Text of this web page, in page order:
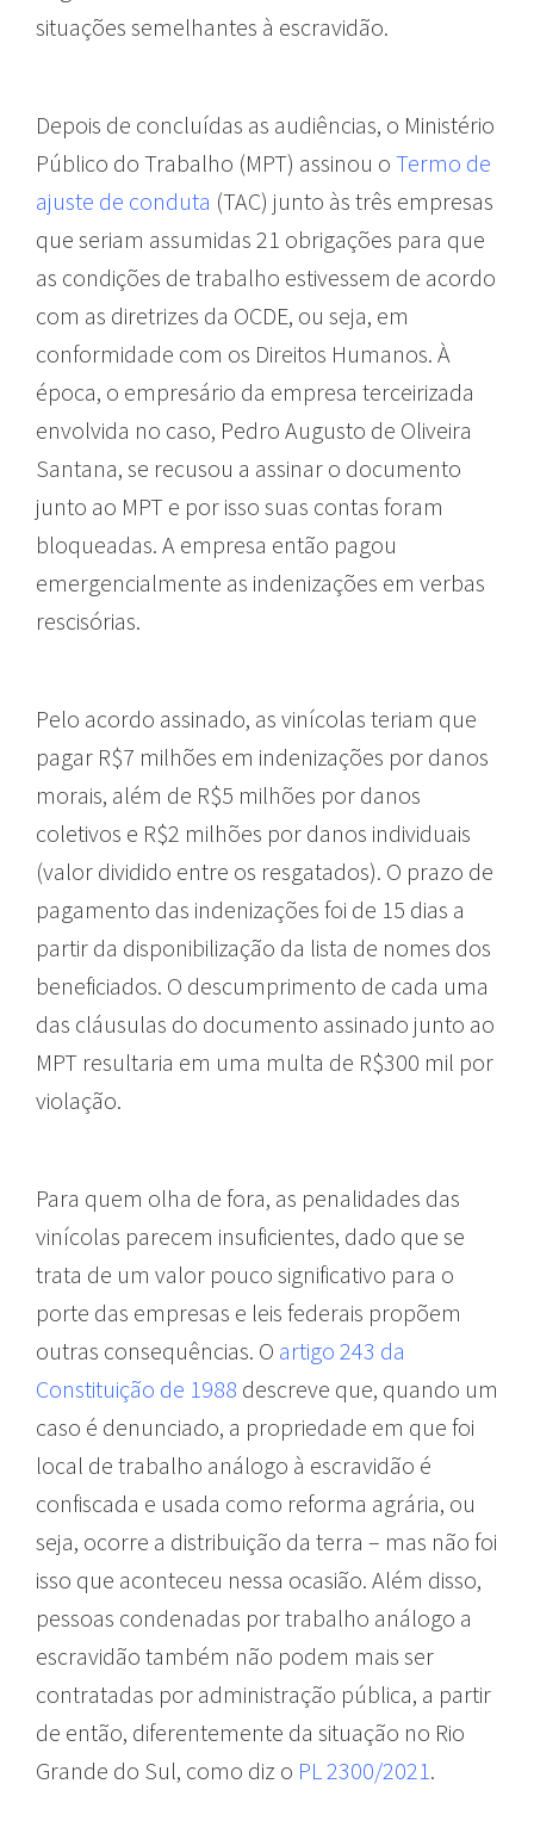
situações semelhantes à escravidão.
Depois de concluídas as audiências, o Ministério
Público do Trabalho (MPT) assinou o Termo de
ajuste de conduta (TAC) junto às três empresas
que seriam assumidas 21 obrigações para que
as condições de trabalho estivessem de acordo
com as diretrizes da OCDE, ou seja, em
conformidade com os Direitos Humanos. À
época, o empresário da empresa terceirizada
envolvida no caso, Pedro Augusto de Oliveira
Santana, se recusou a assinar o documento
junto ao MPT e por isso suas contas foram
bloqueadas. A empresa então pagou
emergencialmente as indenizações em verbas
rescisórias.
Pelo acordo assinado, as vinícolas teriam que
pagar R$7 milhões em indenizações por danos
morais, além de R$5 milhões por danos
coletivos e R$2 milhões por danos individuais
(valor dividido entre os resgatados). O prazo de
pagamento das indenizações foi de 15 dias a
partir da disponibilização da lista de nomes dos
beneficiados. O descumprimento de cada uma
das cláusulas do documento assinado junto ao
MPT resultaria em uma multa de R$300 mil por
violação.
Para quem olha de fora, as penalidades das
vinícolas parecem insuficientes, dado que se
trata de um valor pouco significativo para o
porte das empresas e leis federais propõem
outras consequências. O artigo 243 da
Constituição de 1988 descreve que, quando um
caso é denunciado, a propriedade em que foi
local de trabalho análogo à escravidão é
confiscada e usada como reforma agrária, ou
seja, ocorre a distribuição da terra – mas não foi
isso que aconteceu nessa ocasião. Além disso,
pessoas condenadas por trabalho análogo a
escravidão também não podem mais ser
contratadas por administração pública, a partir
de então, diferentemente da situação no Rio
Grande do Sul, como diz o PL 2300/2021 .